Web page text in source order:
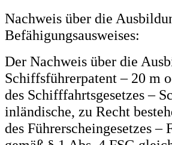
Nachweis über die
Befähigungsausweises:
Der Nachweis über die
Schiffsführerpatent – 20 m
des Schifffahrtsgesetzes –
inländische, zu Recht
des Führerscheingesetzes